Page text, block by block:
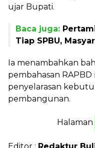
ujar Bupati.
Baca juga:
Tiap SPBU,
Ia menambahkan
pembahasan
penyelarasan
pembangunan.
Halaman